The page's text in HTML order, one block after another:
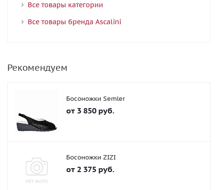
Все товары категории
Все товары бренда Ascalini
Рекомендуем
Босоножки Semler
от 3 850 руб.
Босоножки ZIZI
от 2 375 руб.